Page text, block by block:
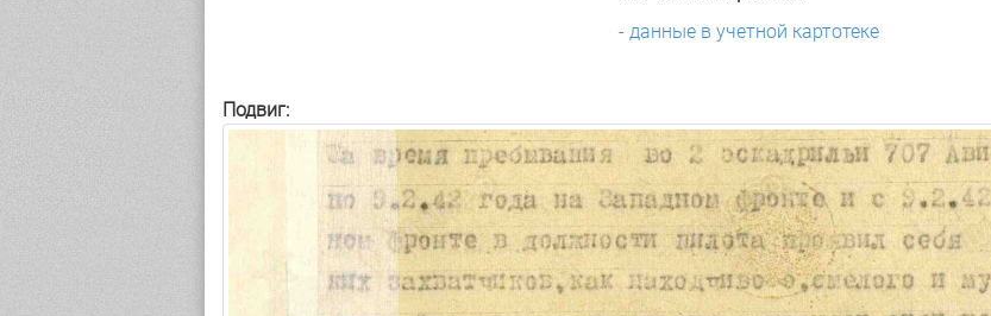
- данные в учетной картотеке
Подвиг: